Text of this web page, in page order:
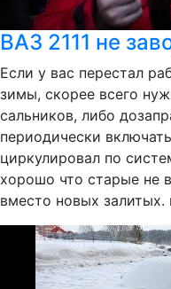
ВАЗ 2111 не
Если у вас перестал
зимы, скорее всего
сальников, либо
периодически
циркулировал по
хорошо что старые не
вместо новых залитых.